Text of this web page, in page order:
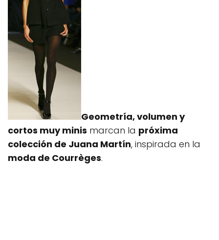
Geometría, volumen y
cortos muy minis marcan la próxima
colección de Juana Martín, inspirada en la
moda de Courrèges.